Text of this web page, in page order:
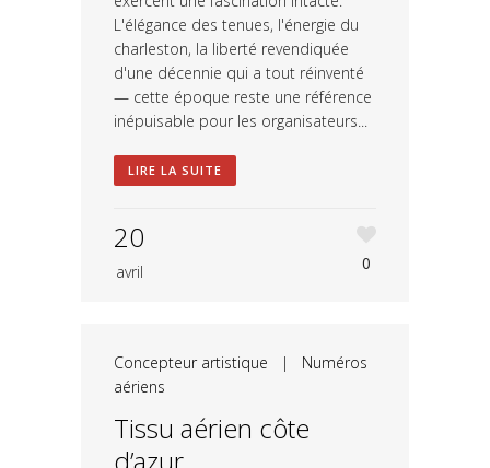
L'élégance des tenues, l'énergie du
charleston, la liberté revendiquée
d'une décennie qui a tout réinventé
— cette époque reste une référence
inépuisable pour les organisateurs...
LIRE LA SUITE
20
avril 0
Concepteur artistique | Numéros
aériens
Tissu aérien côte